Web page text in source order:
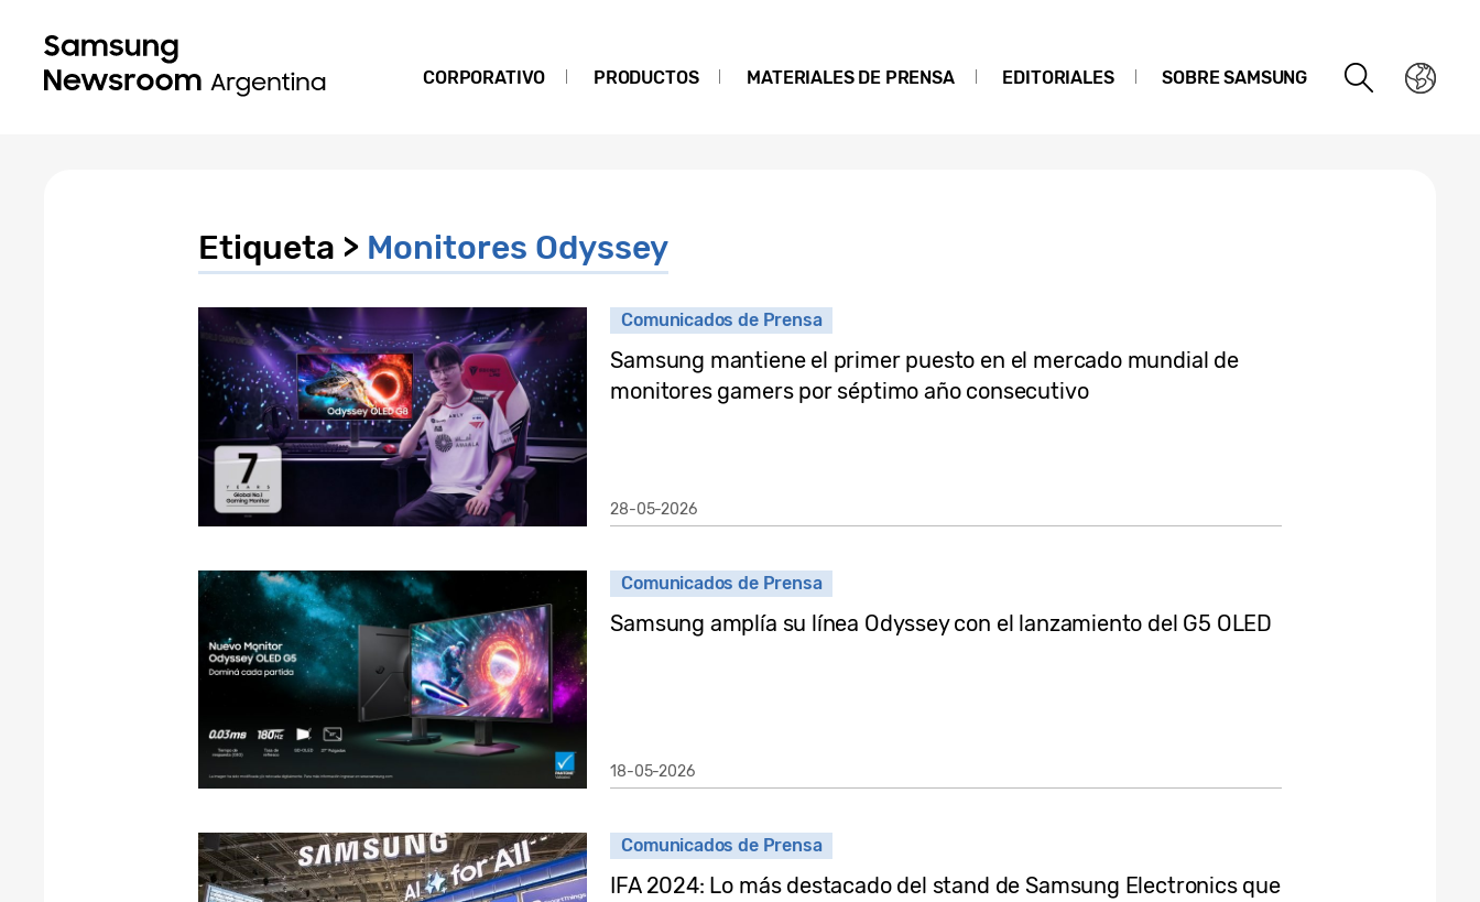
CORPORATIVO PRODUCTOS MATERIALES DE PRENSA EDITORIALES SOBRE SAMSUNG
Etiqueta > Monitores Odyssey
Comunicados de Prensa
Samsung mantiene el primer puesto en el mercado mundial de
monitores gamers por séptimo año consecutivo
28-05-2026
Comunicados de Prensa
Samsung amplía su línea Odyssey con el lanzamiento del G5 OLED
18-05-2026
Comunicados de Prensa
IFA 2024: Lo más destacado del stand de Samsung Electronics que